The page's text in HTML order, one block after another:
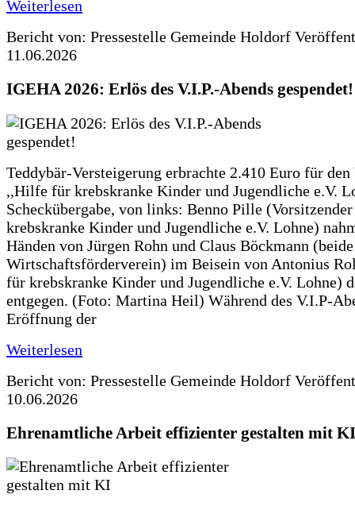
Weiterlesen
Bericht von: Pressestelle Gemeinde Holdorf
11.06.2026
IGEHA 2026: Erlös des V.I.P.-Abends gespendet!
Teddybär-Versteigerung erbrachte 2.410 Euro für den
,,Hilfe für krebskranke Kinder und Jugendliche e.V.
Scheckübergabe, von links: Benno Pille
krebskranke Kinder und Jugendliche e.V. Lohne)
Händen von Jürgen Rohn und Claus Böckmann
Wirtschaftsförderverein) im Beisein von Antonius
für krebskranke Kinder und Jugendliche e.V. Lohne)
entgegen. (Foto: Martina Heil) Während des V.I.P-
Eröffnung der
Weiterlesen
Bericht von: Pressestelle Gemeinde Holdorf
10.06.2026
Ehrenamtliche Arbeit effizienter gestalten mit KI